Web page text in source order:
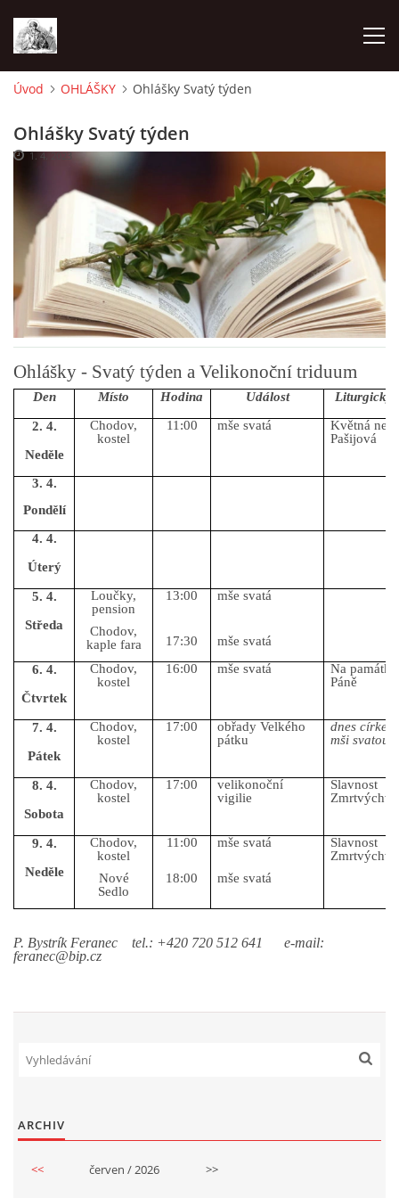
OHLÁŠKY
PRAVIDELNÉ AKCE
KONTAKT
KOSTELY CHODOVSKÉ FARNOSTI
FOTOALBUM
GDPR
Úvod OHLÁŠKY Ohlášky Svatý týden
Ohlášky Svatý týden
1. 4. 2023
Ohlášky - Svatý týden a Velikonoční triduum
Den Místo Hodina Událost Liturgický
2. 4.
Neděle
Chodov,
kostel
11:00 mše svatá
Květná
Pašijová
3. 4.
Pondělí
4. 4.
Úterý
5. 4.
Středa
Loučky,
pension
Chodov,
kaple fara
13:00
17:30
mše svatá
mše svatá
6. 4.
Čtvrtek
Chodov,
kostel
16:00 mše svatá
Na
Páně
7. 4.
Pátek
Chodov,
kostel
17:00
obřady Velkého
pátku
dnes církev
mši svatou
8. 4.
Sobota
Chodov,
kostel
17:00
velikonoční
vigilie
Slavnost
9. 4.
Neděle
Chodov,
kostel
Nové
Sedlo
11:00
18:00
mše svatá
mše svatá
Slavnost
P. Bystrík Feranec tel.: +420 720 512 641 e-mail:
feranec@bip.cz
ARCHIV
<< červen / 2026 >>